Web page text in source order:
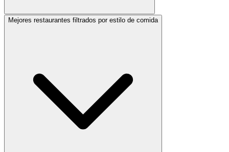
Mejores restaurantes filtrados por estilo de comida